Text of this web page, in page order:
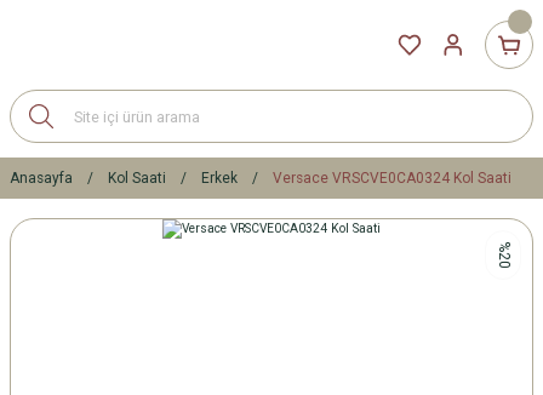
Anasayfa Kol Saati Erkek Versace VRSCVE0CA0324 Kol Saati
%20